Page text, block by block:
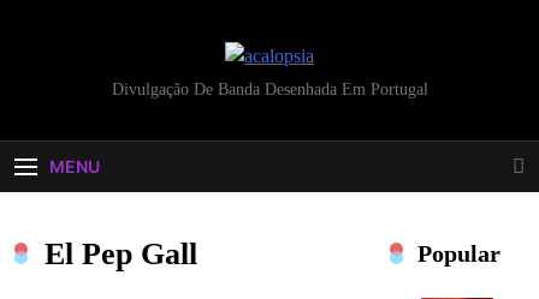
acalopsia
Divulgação De Banda Desenhada Em Portugal
MENU
El Pep Gall Popular